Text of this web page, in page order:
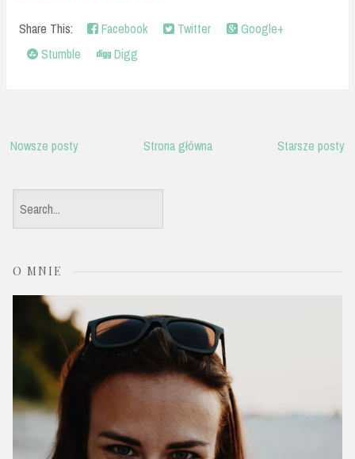
Share This: Facebook Twitter
Google+
Stumble
Digg
Nowsze posty Starsze posty
Strona główna
e
r
r
O MNIE